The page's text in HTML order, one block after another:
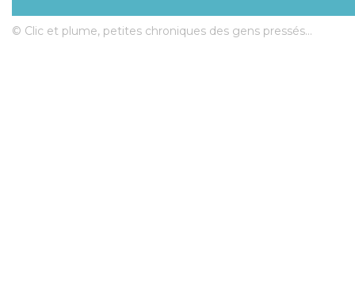
© Clic et plume, petites chroniques des gens pressés...